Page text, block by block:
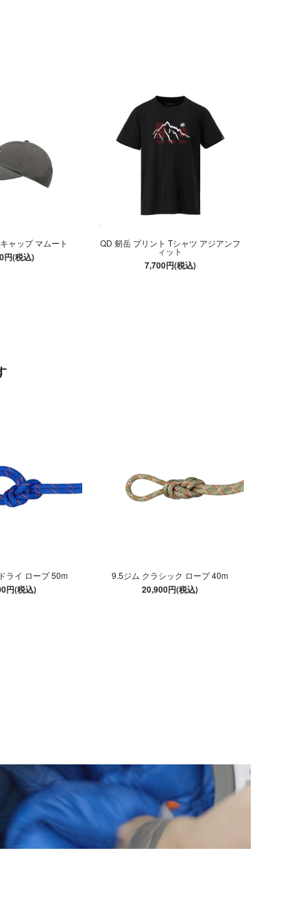
ャップ マムート
円(税込)
QD 剱岳 プリント Tシャツ アジアンフ
ィット
7,700円(税込)
ライ ロープ 50m
円(税込)
9.5ジム クラシック ロープ 40m
20,900円(税込)